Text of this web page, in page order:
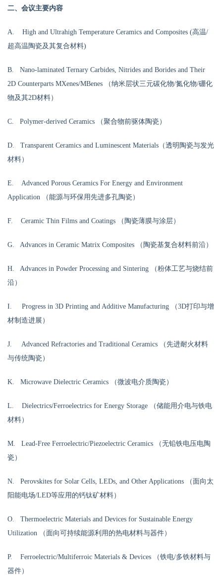
二、 会议主要内容
A. High and Ultrahigh Temperature Ceramics and Composites (高温/
超高温陶瓷及其复合材料)
B. Nano-laminated Ternary Carbides, Nitrides and Borides and Their
2D Counterparts MXenes/MBenes （纳米层状三元碳化物/氮化物/硼化
物及其2D材料）
C. Polymer-derived Ceramics （聚合物前驱体陶瓷）
D. Transparent Ceramics and Luminescent Materials（透明陶瓷与发光
材料）
E. Advanced Porous Ceramics For Energy and Environment
Application （能源与环保用先进多孔陶瓷）
F. Ceramic Thin Films and Coatings （陶瓷薄膜与涂层）
G. Advances in Ceramic Matrix Composites （陶瓷基复合材料前沿）
H. Advances in Powder Processing and Sintering （粉体工艺与烧结前
沿）
I. Progress in 3D Printing and Additive Manufacturing （3D打印与增
材制造进展）
J. Advanced Refractories and Traditional Ceramics （先进耐火材料
与传统陶瓷）
K. Microwave Dielectric Ceramics （微波电介质陶瓷）
L. Dielectrics/Ferroelectrics for Energy Storage （储能用介电与铁电
材料）
M. Lead-Free Ferroelectric/Piezoelectric Ceramics （无铅铁电压电陶
瓷）
N. Perovskites for Solar Cells, LEDs, and Other Applications （面向太
阳能电场/LED等应用的钙钛矿材料）
O. Thermoelectric Materials and Devices for Sustainable Energy
Utilization （面向可持续能源利用的热电材料与器件）
P. Ferroelectric/Multiferroic Materials & Devices （铁电/多铁材料与
器件）